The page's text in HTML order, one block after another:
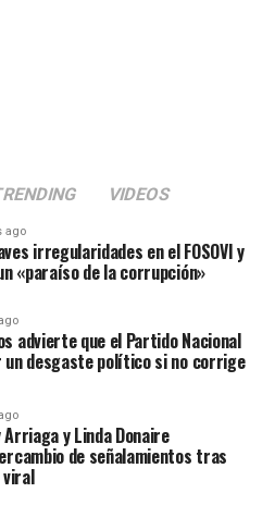
VIDEOS
ago
irregularidades en el FOSOVI y
«paraíso de la corrupción»
advierte que el Partido Nacional
desgaste político si no corrige
y Linda Donaire
de señalamientos tras